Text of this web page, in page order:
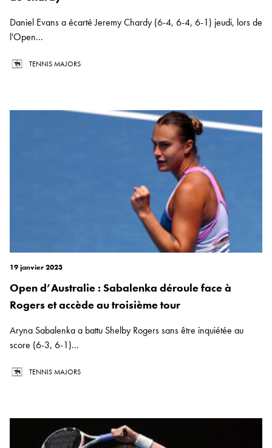
Daniel Evans a écarté Jeremy Chardy (6-4, 6-4, 6-1) jeudi, lors de
l'Open...
TENNIS MAJORS
19 janvier 2023
Open d’Australie : Sabalenka déroule face à
Rogers et accède au troisième tour
Aryna Sabalenka a battu Shelby Rogers sans être inquiétée au
score (6-3, 6-1)...
TENNIS MAJORS